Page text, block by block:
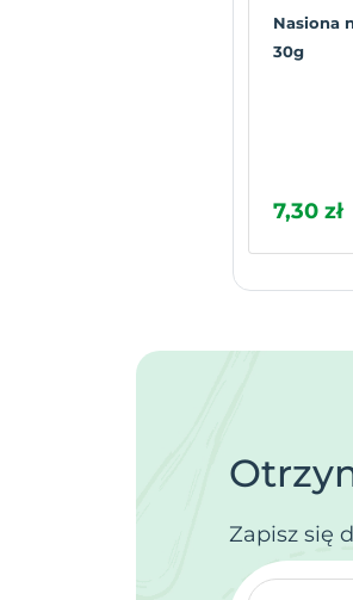
Nasiona
30g
7,30 zł
Zapisz się